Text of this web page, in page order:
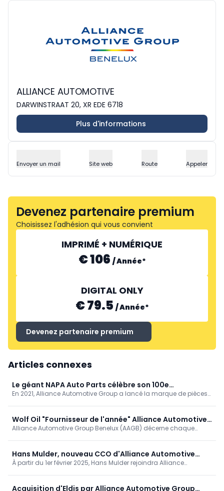
ALLIANCE AUTOMOTIVE
DARWINSTRAAT 20, XR EDE 6718
Plus d'informations
Envoyer un mail Site web Route Appeler
Devenez partenaire premium
Choisissez l'adhésion qui vous convient
IMPRIMÉ + NUMÉRIQUE
€ 106 /Année*
DIGITAL ONLY
€ 79.5 /Année*
Devenez partenaire premium
Articles connexes
Le géant NAPA Auto Parts célèbre son 100e
anniversaire
En 2021, Alliance Automotive Group a lancé la marque de pièces
100e anniversaire. Une étape historique.
Wolf Oil "Fournisseur de l'année" Alliance Automotive
Group Benelux
Alliance Automotive Group Benelux (AAGB) décerne chaque
Corporation est reconnu comme le meilleur fournisseur de 2024.
Hans Mulder, nouveau CCO d'Alliance Automotive
Group Benelux
À partir du 1er février 2025, Hans Mulder rejoindra Alliance
responsable des ventes, du marketing et de la gestion
Acquisition d'Eldis par Alliance Automotive Group